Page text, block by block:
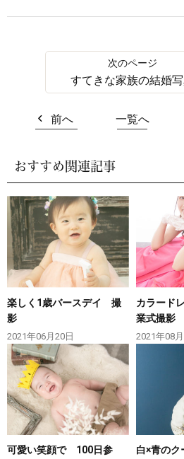
すてきな家族の結婚
前へ 一覧へ
おすすめ関連記事
楽しく1歳バースデイ 撮
影
2021年06月20日
カラード
業式撮影
2021年08
可愛い笑顔で 100日参
白×青のク